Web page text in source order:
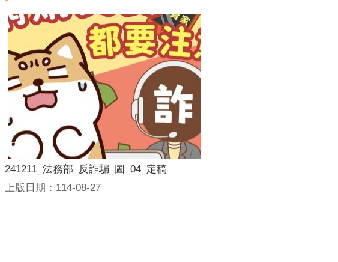
241211_法務部_反詐騙_圖_04_定稿
上版日期：114-08-27